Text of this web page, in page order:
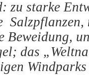
zu starke
Salzpflanzen,
Beweidung,
das